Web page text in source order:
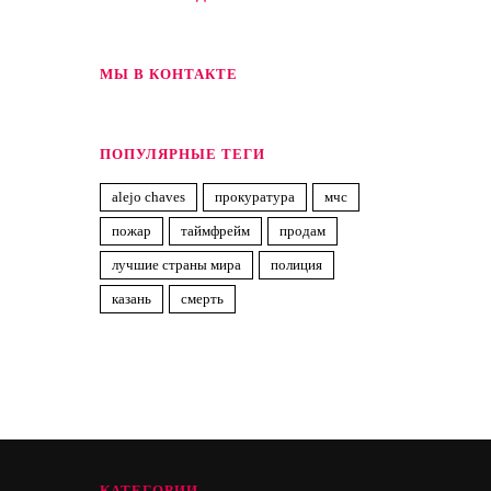
МЫ В КОНТАКТЕ
ПОПУЛЯРНЫЕ ТЕГИ
alejo chaves прокуратура мчс
пожар таймфрейм продам
лучшие страны мира полиция
казань смерть